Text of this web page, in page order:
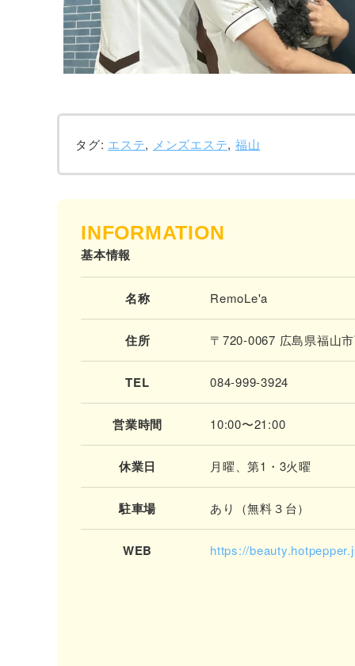
タグ: エステ, メンズエステ, 福山
INFORMATION
基本情報
名称 RemoLe'a
住所 〒720-0067 広島県福山
TEL 084-999-3924
営業時間 10:00〜21:00
休業日 月曜、第1・3火曜
駐車場 あり（無料３台）
WEB https://